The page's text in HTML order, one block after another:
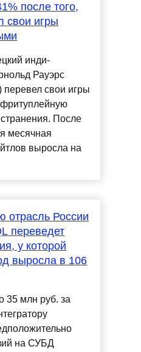
после того,
свои игры
инди-
Рауэрс
перевел свои игры
После
месячная
выросла на
отрасль России
переведет
у которой
выросла в 106
35 млн руб. за
на СУБД